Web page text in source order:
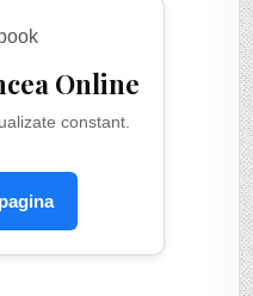
Online
constant.